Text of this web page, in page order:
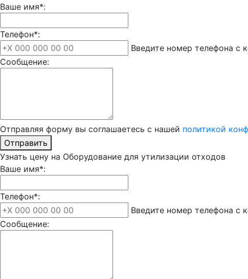
Ваше имя*:
Телефон*:
Введите номер телефона с
Сообщение:
Отправляя форму вы соглашаетесь с нашей политикой
Отправить
Узнать цену на Оборудование для утилизации отходов
Ваше имя*:
Телефон*:
Введите номер телефона с
Сообщение: